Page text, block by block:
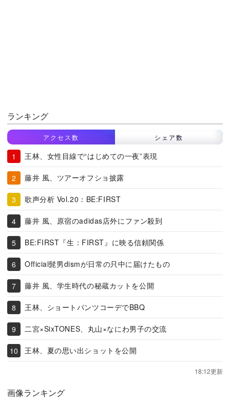
ランキング
アクセス数 シェア数
王林、女性目線で“はじめての一夜”表現
藤井 風、ツアーオフショ披露
歌声分析 Vol.20：BE:FIRST
藤井 風、原宿のadidas店外にファン殺到
BE:FIRST『生：FIRST』に映る信頼関係
Official髭男dismが日常の只中に届けたもの
藤井 風、学生時代の秘蔵カットを公開
王林、ショートパンツコーデでBBQ
二宮×SixTONES、丸山×なにわ男子の交流
王林、夏の思い出ショットを公開
18:12更新
画像ランキング